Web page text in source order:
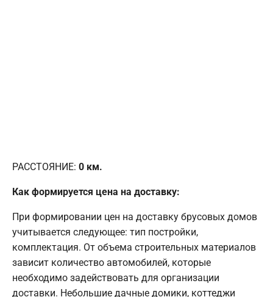
РАССТОЯНИЕ: 0 км.
Как формируется цена на доставку:
При формировании цен на доставку брусовых домов
учитывается следующее: тип постройки,
комплектация. От объема строительных материалов
зависит количество автомобилей, которые
необходимо задействовать для организации
доставки. Небольшие дачные домики, коттеджи